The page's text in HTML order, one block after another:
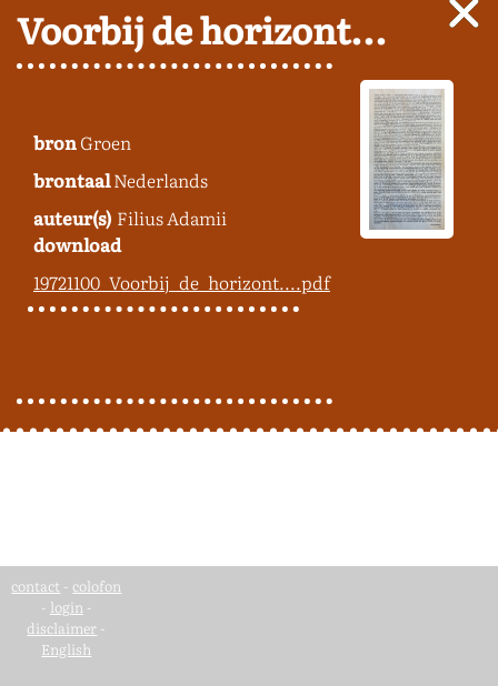
Voorbij de horizont...
bronGroen
brontaalNederlands
auteur(s) Filius Adamii
download
19721100_Voorbij_de_horizont....pdf
contact - colofon
- login -
disclaimer -
English